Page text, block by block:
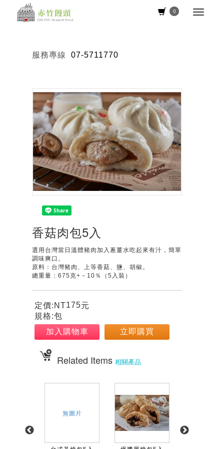
0
服務專線 07-5711770
香菇肉包5入
選用台灣當日溫體豬肉加入蔥薑水吃起來有汁，簡單
調味爽口。
原料：台灣豬肉、上等香菇、鹽、胡椒。
總重量：675克+－10％（5入裝）
定價:NT175元
規格:包
加入購物車
立即購買
Related Items 相關產品
無圖片